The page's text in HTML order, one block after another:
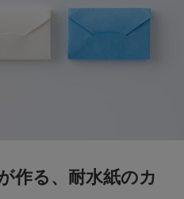
作る、耐水紙のカ